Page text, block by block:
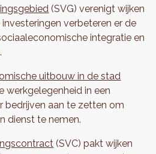
(SVG) verenigt wijken
verbeteren er de
integratie en
uitbouw in de stad
werkgelegenheid in een
bedrijven aan te zetten om
dienst te nemen.
(SVC) pakt wijken